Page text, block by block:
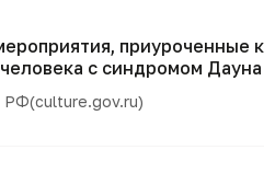
приуроченные к
с синдромом Дауна
РФ(culture.gov.ru)